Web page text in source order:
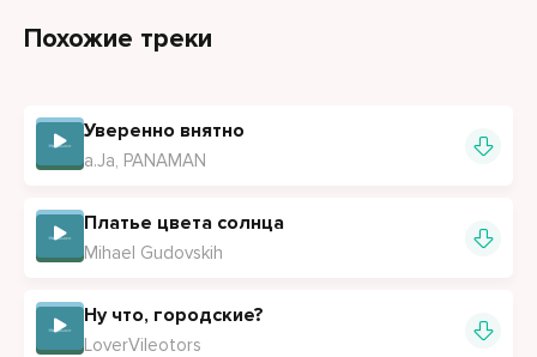
Похожие треки
Уверенно внятно
a.Ja, PANAMAN
Платье цвета солнца
Mihael Gudovskih
Ну что, городские?
LoverVileotors